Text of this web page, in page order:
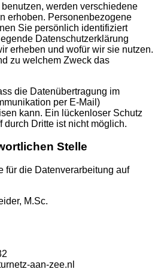
werden verschiedene
erhoben. Personenbezogene
Sie persönlich identifiziert
Datenschutzerklärung
erheben und wofür wir sie nutzen.
zu welchem Zweck das
die Datenübertragung im
per E-Mail)
kann. Ein lückenloser Schutz
durch Dritte ist nicht möglich.
Stelle
für die Datenverarbeitung auf
M.Sc.
aan-zee.nl